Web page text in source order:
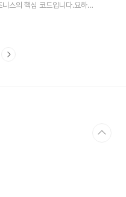
스의 핵심 코드입니다.요하네
파트너가 건넨 따뜻한 악수와
인하려는 그들만의 의식이었